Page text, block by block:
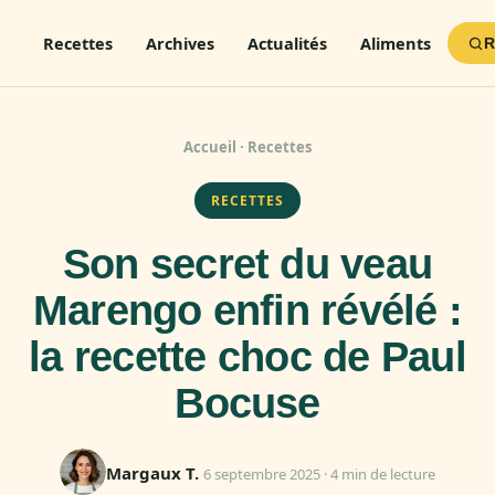
Recettes Archives Actualités Aliments
Accueil · Recettes
RECETTES
Son secret du veau
Marengo enfin révélé :
la recette choc de Paul
Bocuse
Margaux T. 6 septembre 2025 · 4 min de lecture